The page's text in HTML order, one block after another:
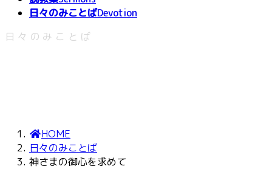
日々のみことばDevotion
日々のみことば
HOME
日々のみことば
神さまの御心を求めて